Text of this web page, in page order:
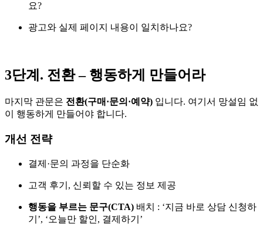
요?
광고와 실제 페이지 내용이 일치하나요?
3단계. 전환 – 행동하게 만들어라
마지막 관문은 전환(구매·문의·예약) 입니다. 여기서 망설임 없
이 행동하게 만들어야 합니다.
개선 전략
결제·문의 과정을 단순화
고객 후기, 신뢰할 수 있는 정보 제공
행동을 부르는 문구(CTA) 배치 : ‘지금 바로 상담 신청하
기’, ‘오늘만 할인, 결제하기’